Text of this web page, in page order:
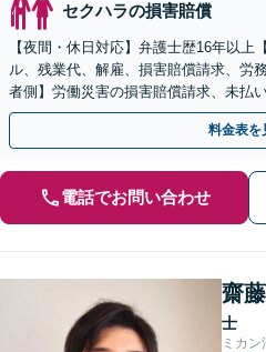
セクハラの損害賠償
【夜間・休日対応】弁護士歴16年以
ル、残業代、解雇、損害賠償請求、労
者側】労働災害の損害賠償請求、未払
応【JR草津駅2分】
料金表を
電話でお問い合わせ
齋
士
ミカ